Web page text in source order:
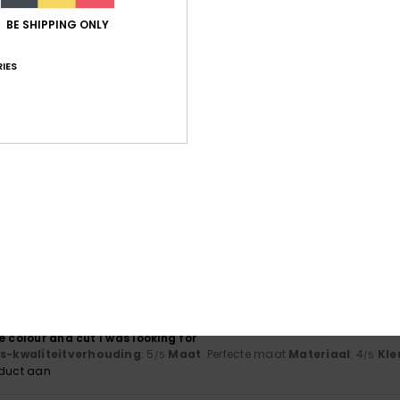
kwaliteitverhouding
colour and cut I was looking for
kwaliteitverhouding: 5 /5 Maat: Perfecte maat Materiaal: 4/5
aan
BE SHIPPING ONLY